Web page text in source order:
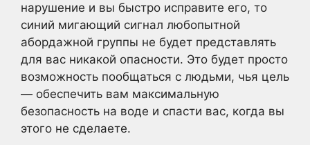
нарушение и вы быстро исправите его, то
синий мигающий сигнал любопытной
абордажной группы не будет представлять
для вас никакой опасности. Это будет просто
возможность пообщаться с людьми, чья цель
— обеспечить вам максимальную
безопасность на воде и спасти вас, когда вы
этого не сделаете.